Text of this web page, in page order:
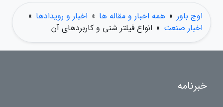
اوج باور » همه اخبار و مقاله ها » اخبار و رویدادها »
اخبار صنعت » انواع فیلتر شنی و کاربردهای آن
خبرنامه